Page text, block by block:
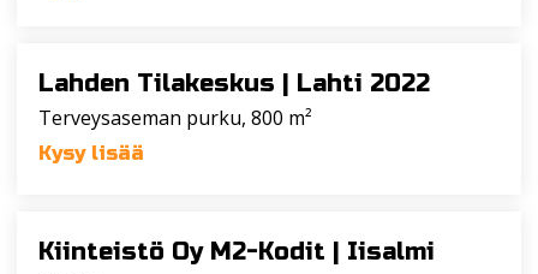
Lahden Tilakeskus | Lahti 2022
Terveysaseman purku, 800 m²
Kysy lisää
Kiinteistö Oy M2-Kodit | Iisalmi